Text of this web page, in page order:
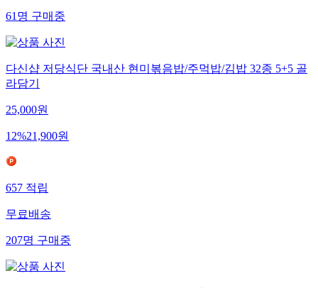
61명구매중
다신샵 저당식단 국내산 현미볶음밥/주먹밥/김밥 32종 5+5 골
라담기
25,000원
12%21,900원
657적립
무료배송
207명구매중